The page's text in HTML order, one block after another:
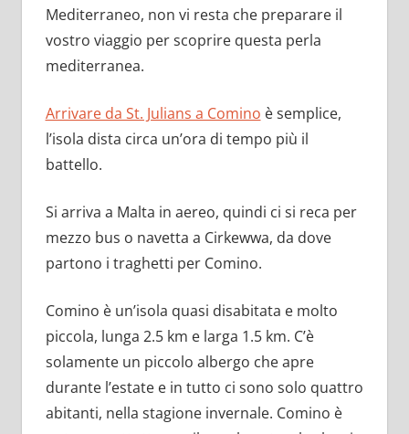
Mediterraneo, non vi resta che preparare il
vostro viaggio per scoprire questa perla
mediterranea.
Arrivare da St. Julians a Comino è semplice,
l’isola dista circa un’ora di tempo più il
battello.
Si arriva a Malta in aereo, quindi ci si reca per
mezzo bus o navetta a Cirkewwa, da dove
partono i traghetti per Comino.
Comino è un’isola quasi disabitata e molto
piccola, lunga 2.5 km e larga 1.5 km. C’è
solamente un piccolo albergo che apre
durante l’estate e in tutto ci sono solo quattro
abitanti, nella stagione invernale. Comino è